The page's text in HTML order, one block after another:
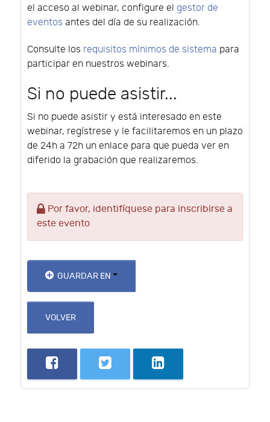
el acceso al webinar, configure el gestor de
eventos antes del día de su realización.
Consulte los requisitos mínimos de sistema para
participar en nuestros webinars.
Si no puede asistir...
Si no puede asistir y está interesado en este
webinar, regístrese y le facilitaremos en un plazo
de 24h a 72h un enlace para que pueda ver en
diferido la grabación que realizaremos.
Por favor, identifíquese para inscribirse a
este evento
GUARDAR EN
VOLVER